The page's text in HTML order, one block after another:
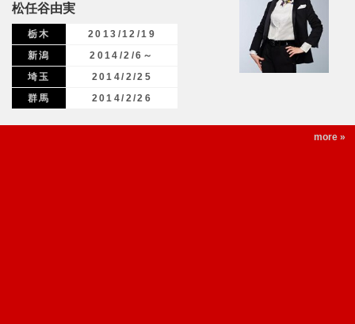
松任谷由実
栃木
2013/12/19
新潟
2014/2/6～
埼玉
2014/2/25
群馬
2014/2/26
more »